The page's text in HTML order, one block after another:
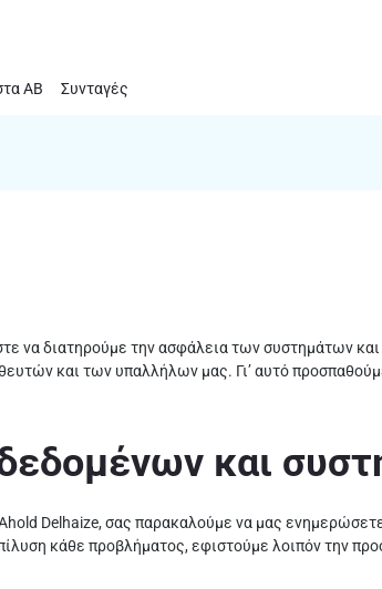
ΑΒ Συνταγές
να διατηρούμε την ασφάλεια των συστημάτων
και των υπαλλήλων μας. Γι’ αυτό
και
Delhaize, σας παρακαλούμε να μας
κάθε προβλήματος, εφιστούμε λοιπόν την